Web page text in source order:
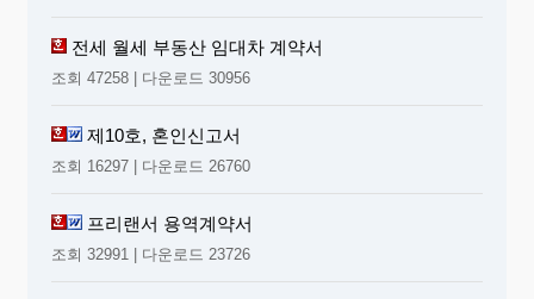
전세 월세 부동산 임대차 계약서
조회 47258 | 다운로드 30956
제10호, 혼인신고서
조회 16297 | 다운로드 26760
프리랜서 용역계약서
조회 32991 | 다운로드 23726